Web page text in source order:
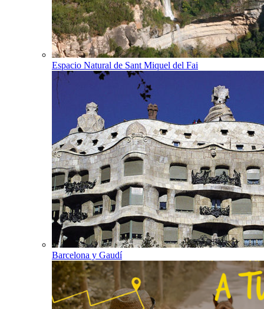
Espacio Natural de Sant Miquel del Fai
Barcelona y Gaudí